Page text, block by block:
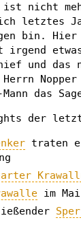
nicht
letztes
bin.
und das
Nopper
das
der
traten
im